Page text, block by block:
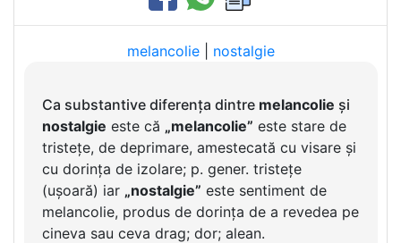
melancolie| nostalgie
Ca substantive diferența dintre melancolie și
nostalgie este că „melancolie” este stare de
tristețe, de deprimare, amestecată cu visare și
cu dorința de izolare; p. gener. tristețe
(ușoară) iar „nostalgie” este sentiment de
melancolie, produs de dorința de a revedea pe
cineva sau ceva drag; dor; alean.